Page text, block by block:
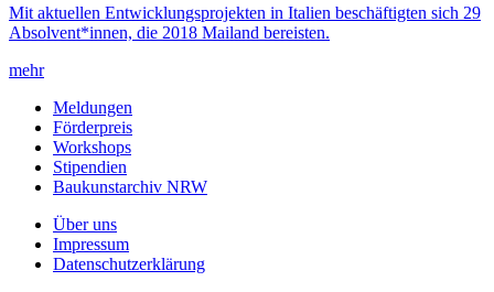
Mit aktuellen Entwicklungsprojekten in Italien beschäftigten sich 29
Absolvent*innen, die 2018 Mailand bereisten.
mehr
Meldungen
Förderpreis
Workshops
Stipendien
Baukunstarchiv NRW
Über uns
Impressum
Datenschutzerklärung